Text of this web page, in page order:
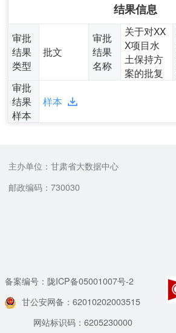
结果信息
审批
结果
类型
批文
审批
结果
名称
关于对XX
X项目水
土保持方
案的批复
审批
结果
样本
样本
主办单位：甘肃省大数据中心
邮政编码：730030
备案编号：陇ICP备05001007号-2
甘公安网备：62010202003515
网站标识码：6205230000